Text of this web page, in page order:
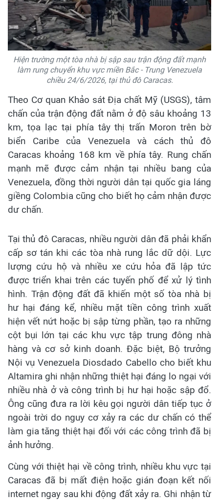
Hiện trường một tòa nhà bị sập sau trận động đất mạnh
làm rung chuyển khu vực miền Bắc - Trung Venezuela
chiều 24/6/2026, tại thủ đô Caracas.
Theo Cơ quan Khảo sát Địa chất Mỹ (USGS), tâm
chấn của trận động đất nằm ở độ sâu khoảng 13
km, tọa lạc tại phía tây thị trấn Moron trên bờ
biển Caribe của Venezuela và cách thủ đô
Caracas khoảng 168 km về phía tây. Rung chấn
mạnh mẽ được cảm nhận tại nhiều bang của
Venezuela, đồng thời người dân tại quốc gia láng
giềng Colombia cũng cho biết họ cảm nhận được
dư chấn.
Tại thủ đô Caracas, nhiều người dân đã phải khẩn
cấp sơ tán khi các tòa nhà rung lắc dữ dội. Lực
lượng cứu hộ và nhiều xe cứu hỏa đã lập tức
được triển khai trên các tuyến phố để xử lý tình
hình. Trận động đất đã khiến một số tòa nhà bị
hư hại đáng kể, nhiều mặt tiền công trình xuất
hiện vết nứt hoặc bị sập từng phần, tạo ra những
cột bụi lớn tại các khu vực tập trung đông nhà
hàng và cơ sở kinh doanh. Đặc biệt, Bộ trưởng
Nội vụ Venezuela Diosdado Cabello cho biết khu
Altamira ghi nhận những thiệt hại đáng lo ngại với
nhiều nhà ở và công trình bị hư hại hoặc sập đổ.
Ông cũng đưa ra lời kêu gọi người dân tiếp tục ở
ngoài trời do nguy cơ xảy ra các dư chấn có thể
làm gia tăng thiệt hại đối với các công trình đã bị
ảnh hưởng.
Cùng với thiệt hại về công trình, nhiều khu vực tại
Caracas đã bị mất điện hoặc gián đoạn kết nối
internet ngay sau khi động đất xảy ra. Ghi nhận từ